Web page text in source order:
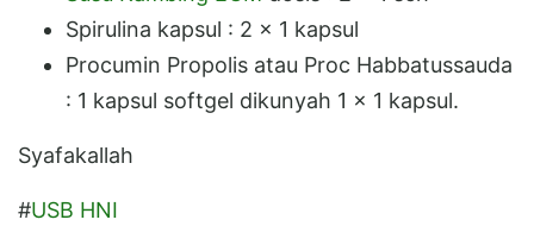
Spirulina kapsul : 2 x 1 kapsul
Procumin Propolis atau Proc Habbatussauda
: 1 kapsul softgel dikunyah 1 x 1 kapsul.
Syafakallah
#USB HNI